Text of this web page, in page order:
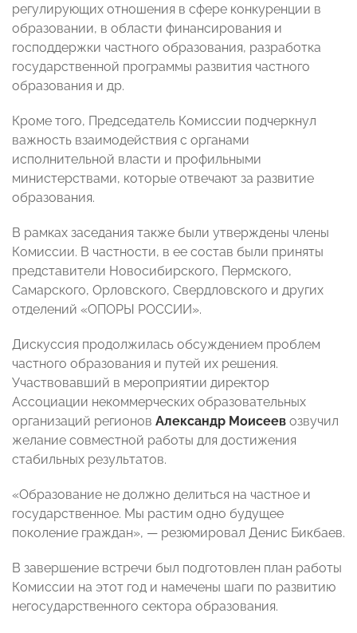
регулирующих отношения в сфере конкуренции в
образовании, в области финансирования и
господдержки частного образования, разработка
государственной программы развития частного
образования и др.
Кроме того, Председатель Комиссии подчеркнул
важность взаимодействия с органами
исполнительной власти и профильными
министерствами, которые отвечают за развитие
образования.
В рамках заседания также были утверждены члены
Комиссии. В частности, в ее состав были приняты
представители Новосибирского, Пермского,
Самарского, Орловского, Свердловского и других
отделений «ОПОРЫ РОССИИ».
Дискуссия продолжилась обсуждением проблем
частного образования и путей их решения.
Участвовавший в мероприятии директор
Ассоциации некоммерческих образовательных
организаций регионов Александр Моисеев озвучил
желание совместной работы для достижения
стабильных результатов.
«Образование не должно делиться на частное и
государственное. Мы растим одно будущее
поколение граждан», — резюмировал Денис Бикбаев.
В завершение встречи был подготовлен план работы
Комиссии на этот год и намечены шаги по развитию
негосударственного сектора образования.